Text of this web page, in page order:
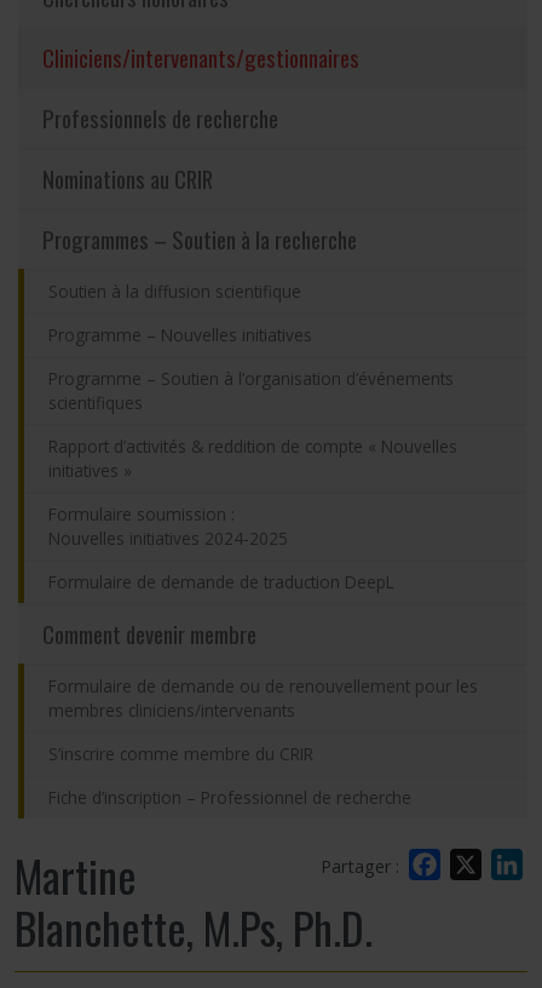
Éthique
Nous joindre
Plan du site
Accessibilité
Espace membre
Cliniciens/intervenants/gestionnaires
Professionnels de recherche
Nominations au CRIR
Programmes – Soutien à la recherche
Soutien à la diffusion scientifique
Programme – Nouvelles initiatives
Programme – Soutien à l’organisation d’événements
scientifiques
Rapport d’activités & reddition de compte « Nouvelles
initiatives »
Formulaire soumission :
Nouvelles initiatives 2024-2025
Formulaire de demande de traduction DeepL
Comment devenir membre
Formulaire de demande ou de renouvellement pour les
membres cliniciens/intervenants
S’inscrire comme membre du CRIR
Fiche d’inscription – Professionnel de recherche
Partager : Facebook
Martine
Blanchette, M.Ps, Ph.D.